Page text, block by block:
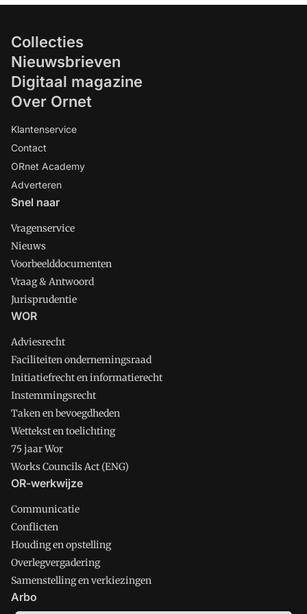
Collecties
Nieuwsbrieven
Digitaal magazine
Over Ornet
Klantenservice
Contact
ORnet Academy
Adverteren
Snel naar
Vragenservice
Nieuws
Voorbeelddocumenten
Vraag & Antwoord
Jurisprudentie
WOR
Adviesrecht
Faciliteiten ondernemingsraad
Initiatiefrecht en informatierecht
Instemmingsrecht
Taken en bevoegdheden
Wettekst en toelichting
75 jaar Wor
Works Councils Act (ENG)
OR-werkwijze
Communicatie
Conflicten
Houding en opstelling
Overlegvergadering
Samenstelling en verkiezingen
Arbo